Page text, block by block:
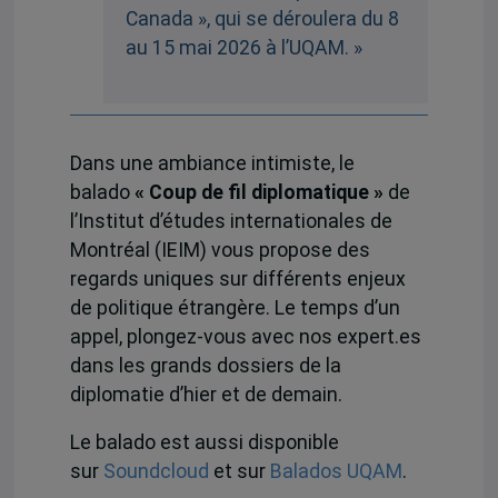
Canada », qui se déroulera du 8
au 15 mai 2026 à l’UQAM. »
Dans une ambiance intimiste, le
balado « Coup de fil diplomatique » de
l’Institut d’études internationales de
Montréal (IEIM) vous propose des
regards uniques sur différents enjeux
de politique étrangère. Le temps d’un
appel, plongez-vous avec nos expert.es
dans les grands dossiers de la
diplomatie d’hier et de demain.
Le balado est aussi disponible
sur Soundcloud et sur Balados UQAM.